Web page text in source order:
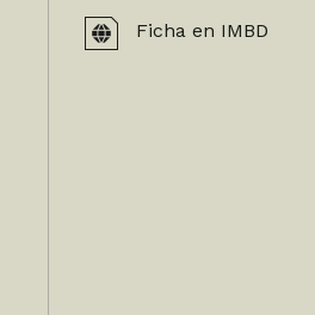
Ficha en IMBD